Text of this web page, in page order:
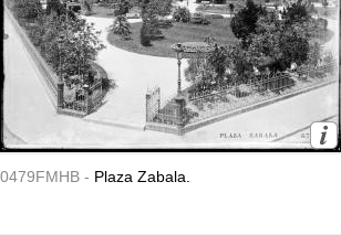
0479FMHB - Plaza Zabala.